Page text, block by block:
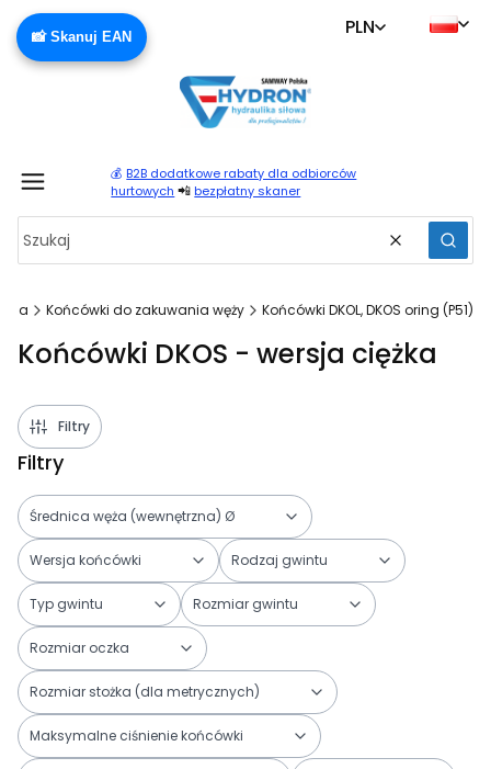
📸 Skanuj EAN PLN
💰 B2B dodatkowe rabaty dla odbiorców
hurtowych 📲 bezpłatny skaner
Wyczyść
Końcówki do zakuwania węży Końcówki DKOL, DKOS oring (P51)
Końcówki DKOS - wersja ciężka
Filtry
Filtry
Średnica węża (wewnętrzna) Ø
Wersja końcówki Rodzaj gwintu
Typ gwintu Rozmiar gwintu
Rozmiar oczka
Rozmiar stożka (dla metrycznych)
Maksymalne ciśnienie końcówki